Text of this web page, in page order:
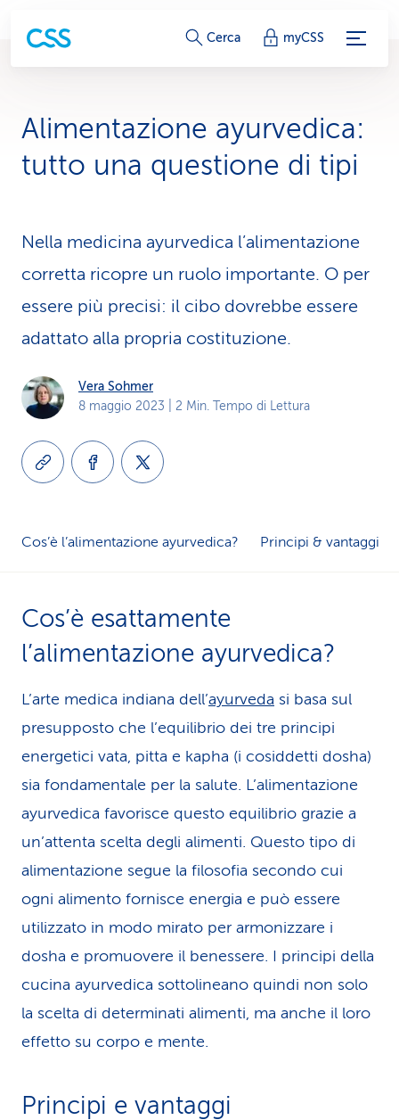
c
e
a
m
v
i
z
i
Cerca myCSS
Alimentazione ayurvedica:
tutto una questione di tipi
Nella medicina ayurvedica l’alimentazione
corretta ricopre un ruolo importante. O per
essere più precisi: il cibo dovrebbe essere
adattato alla propria costituzione.
Vera Sohmer
8 maggio 2023 | 2 Min. Tempo di Lettura
Cos’è l’alimentazione ayurvedica? Principi & vantaggi
Cos’è esattamente
l’alimentazione ayurvedica?
L’arte medica indiana dell’ayurveda si basa sul
presupposto che l’equilibrio dei tre principi
energetici vata, pitta e kapha (i cosiddetti dosha)
sia fondamentale per la salute. L’alimentazione
ayurvedica favorisce questo equilibrio grazie a
un’attenta scelta degli alimenti. Questo tipo di
alimentazione segue la filosofia secondo cui
ogni alimento fornisce energia e può essere
utilizzato in modo mirato per armonizzare i
dosha e promuovere il benessere. I principi della
cucina ayurvedica sottolineano quindi non solo
la scelta di determinati alimenti, ma anche il loro
effetto su corpo e mente.
Principi e vantaggi